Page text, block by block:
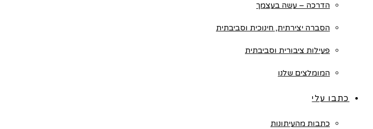
הדרכה – עשה בעצמך
הסברה יצירתית, חינוכית וסביבתית
פעילות ציבורית וסביבתית
המומלצים שלנו
כתבו עלי
כתבות מהעיתונות